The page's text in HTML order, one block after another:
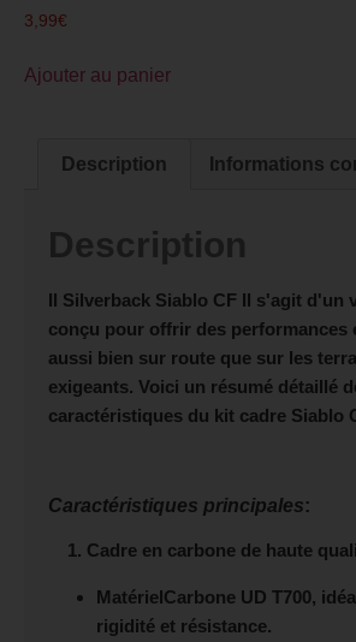
3,99€
Ajouter au panier
Description Informations
Description
Il Silverback Siablo CF Il s'agit d'un
conçu pour offrir des performances
aussi bien sur route que sur les
exigeants. Voici un résumé détaillé
caractéristiques du kit cadre Siablo
Caractéristiques principales:
1. Cadre en carbone de haute
MatérielCarbone UD T700,
rigidité et résistance.